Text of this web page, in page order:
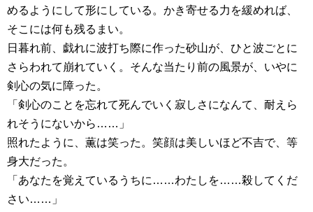
めるようにして形にしている。かき寄せる力を緩めれば、
そこには何も残るまい。
日暮れ前、戯れに波打ち際に作った砂山が、ひと波ごとに
さらわれて崩れていく。そんな当たり前の風景が、いやに
剣心の気に障った。
「剣心のことを忘れて死んでいく寂しさになんて、耐えら
れそうにないから……」
照れたように、薫は笑った。笑顔は美しいほど不吉で、等
身大だった。
「あなたを覚えているうちに……わたしを……殺してくだ
さい……」